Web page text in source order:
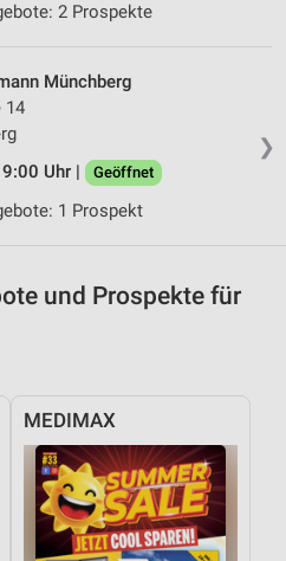
2 Prospekte
❯
Münchberg
14
Uhr |
Geöffnet
1 Prospekt
und Prospekte für
MEDIMAX
Auswahl
Inhalten
Statistiken oder
verschiedenen
zur Auswahl von